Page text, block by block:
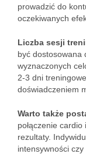
prowadzić do
oczekiwanych
Liczba sesji
być dostosowana
wyznaczonych
2-3 dni
doświadczeniem
Warto także
połączenie
rezultaty.
intensywności